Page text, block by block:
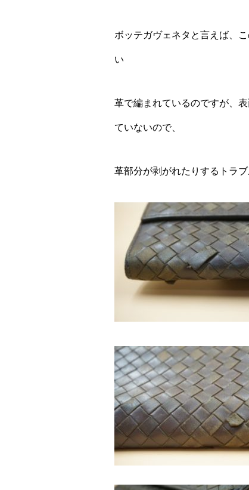
ボッテガヴェネタと言えば、
い
革で編まれているのですが、
ていないので、
革部分が剥がれたりするトラブ